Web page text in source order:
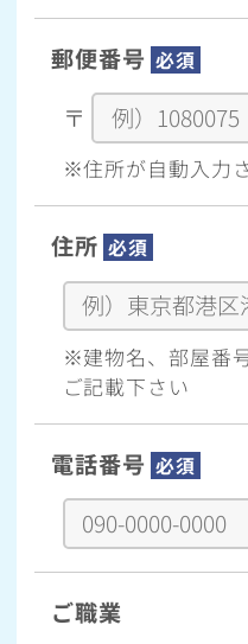
郵便番号 必須
〒
※住所が自動入力
住所 必須
※建物名、部屋番
ご記載下さい
電話番号 必須
ご職業